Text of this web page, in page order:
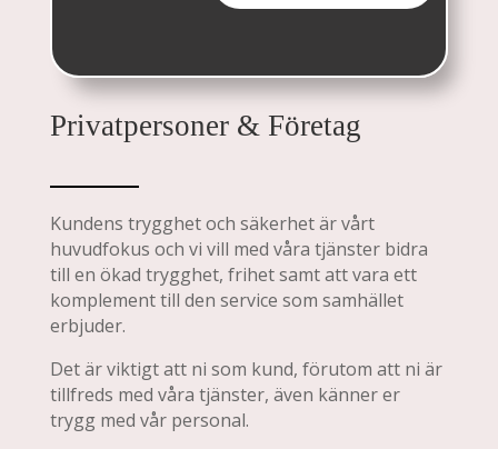
Privatpersoner & Företag
Kundens trygghet och säkerhet är vårt
huvudfokus och vi vill med våra tjänster bidra
till en ökad trygghet, frihet samt att vara ett
komplement till den service som samhället
erbjuder.
Det är viktigt att ni som kund, förutom att ni är
tillfreds med våra tjänster, även känner er
trygg med vår personal.